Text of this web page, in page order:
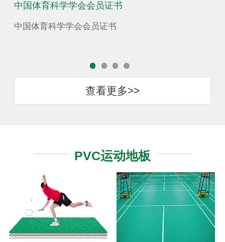
中国体育科学学会​​​​会员证书
中国体育科学学会​​​​会员证书
查看更多>>
PVC运动地板